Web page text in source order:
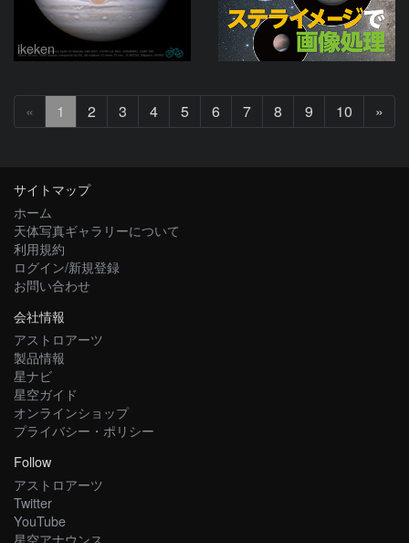
ikeken
« 1 2 3 4 5 6 7 8 9 10 »
へ
サイトマップ
ホーム
天体写真ギャラリーについて
利用規約
ログイン/新規登録
お問い合わせ
会社情報
アストロアーツ
製品情報
星ナビ
星空ガイド
オンラインショップ
プライバシー・ポリシー
Follow
アストロアーツ
Twitter
YouTube
星空アナウンス